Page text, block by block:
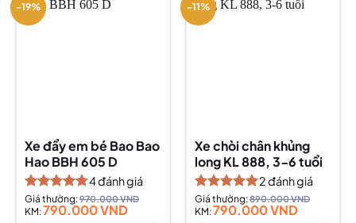
-19%
Xe đẩy em bé Bao Bao
Hao BBH 605 D
Được xếp
hạng4.75
4đánh giá
Giá thường:970.000VND
KM:790.000VND
-11%
Xe chòi chân khủng
long KL 888, 3-6 tuổi
Được xếp
hạng5.00
2đánh giá
Giá thường:890.000VND
KM:790.000VND